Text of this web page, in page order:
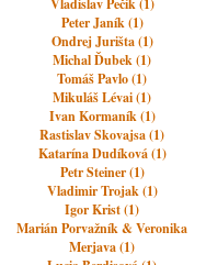
Vladislav Pečík (1)
Peter Janík (1)
Ondrej Jurišta (1)
Michal Ďubek (1)
Tomáš Pavlo (1)
Mikuláš Lévai (1)
Ivan Kormaník (1)
Rastislav Skovajsa (1)
Katarína Dudíková (1)
Petr Steiner (1)
Vladimir Trojak (1)
Igor Krist (1)
Marián Porvažník & Veronika
Merjava (1)